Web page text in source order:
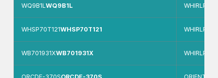
WQ9B1L WQ9B1L
WHSP70T121WHSP70T121
WB701931XWB701931X